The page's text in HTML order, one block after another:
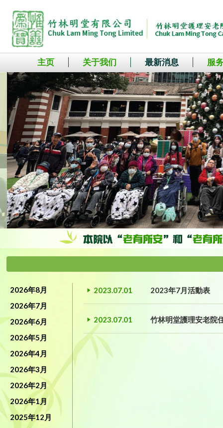
主页 关于我们 最新消息 服
2026年8月
2026年7月
2026年6月
2026年5月
2026年4月
2026年3月
2026年2月
2026年1月
2025年12月
2023.07.01 2023年7月活動表
2023.07.01 竹林明堂護理安老院